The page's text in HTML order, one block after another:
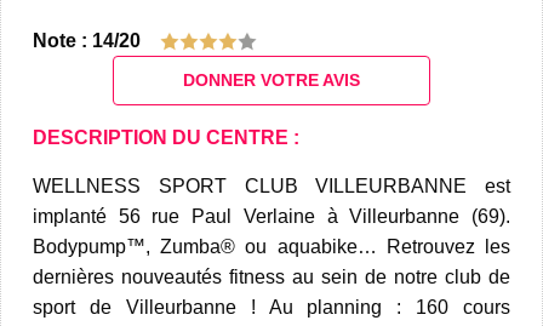
Note : 14/20
DONNER VOTRE AVIS
DESCRIPTION DU CENTRE :
WELLNESS SPORT CLUB VILLEURBANNE est
implanté 56 rue Paul Verlaine à Villeurbanne (69).
Bodypump™, Zumba® ou aquabike… Retrouvez les
dernières nouveautés fitness au sein de notre club de
sport de Villeurbanne ! Au planning : 160 cours